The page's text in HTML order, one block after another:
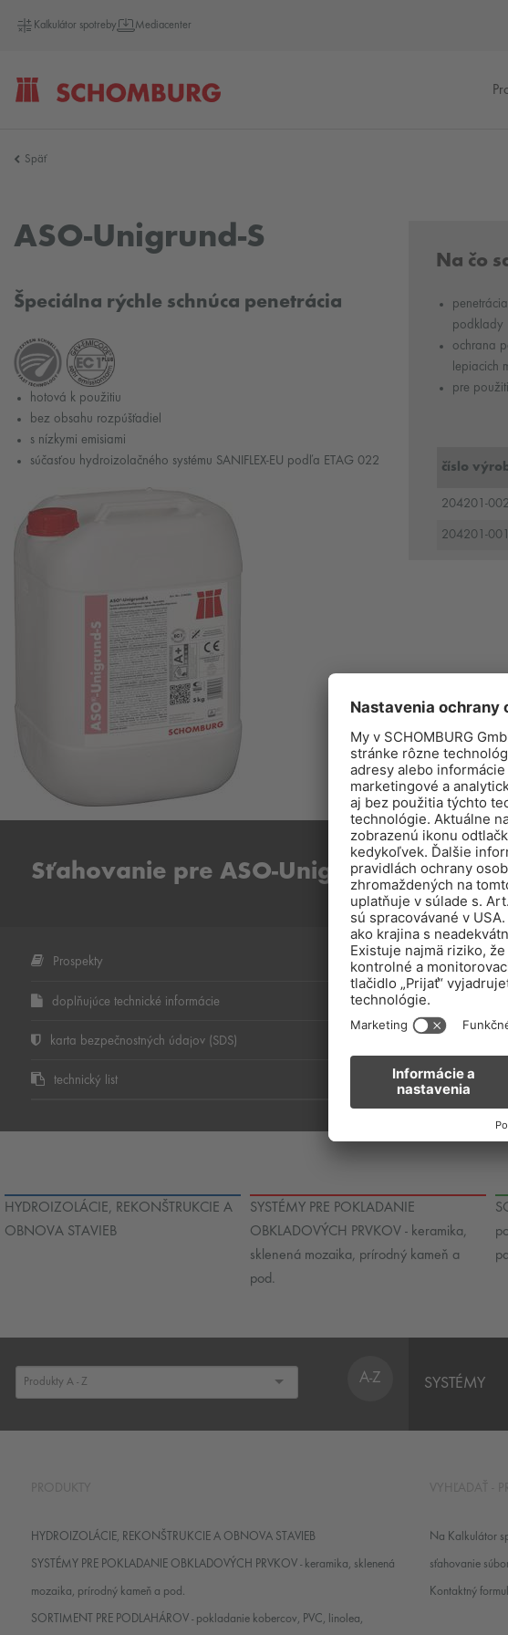
Kalkulátor spotreby Mediacenter
Späť
ASO-Unigrund-S
Špeciálna rýchle schnúca penetrácia
hotová k použitiu
bez obsahu rozpúšťadiel
s nízkymi emisiami
súčasťou hydroizolačného systému SANIFLEX-EU podľa ETAG 022
Na čo
podklady
ochrana
lepiacich
pre
číslo
204201-002
204201-001
Sťahovanie pre ASO-Unigrund-S
Prospekty
doplňujúce technické informácie
karta bezpečnostných údajov (SDS)
technický list
HYDROIZOLÁCIE, REKONŠTRUKCIE A
OBNOVA STAVIEB
SYSTÉMY PRE POKLADANIE
OBKLADOVÝCH PRVKOV - keramika,
sklenená mozaika, prírodný kameň a
pod.
A-Z SYSTÉMY
HYDROIZOLÁCIE, REKONŠTRUKCIE A OBNOVA STAVIEB
SYSTÉMY PRE POKLADANIE OBKLADOVÝCH PRVKOV - keramika, sklenená
mozaika, prírodný kameň a pod.
SORTIMENT PRE PODLAHÁROV - pokladanie kobercov, PVC, linolea,
Na Kalkulátor
sťahovanie
Kontaktný